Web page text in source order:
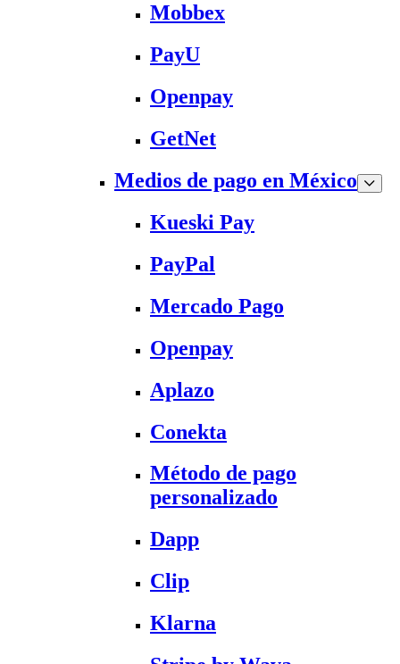
Mobbex
PayU
Openpay
GetNet
Medios de pago en México
Kueski Pay
PayPal
Mercado Pago
Openpay
Aplazo
Conekta
Método de pago
personalizado
Dapp
Clip
Klarna